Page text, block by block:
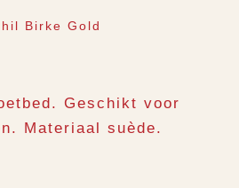
Birke Gold
Geschikt voor
Materiaal suède.